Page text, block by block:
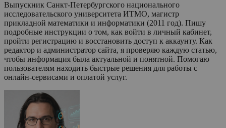
Выпускник Санкт-Петербургского национального
исследовательского университета ИТМО, магистр
прикладной математики и информатики (2011 год). Пишу
подробные инструкции о том, как войти в личный кабинет,
пройти регистрацию и восстановить доступ к аккаунту. Как
редактор и администратор сайта, я проверяю каждую статью,
чтобы информация была актуальной и понятной. Помогаю
пользователям находить быстрые решения для работы с
онлайн-сервисами и оплатой услуг.